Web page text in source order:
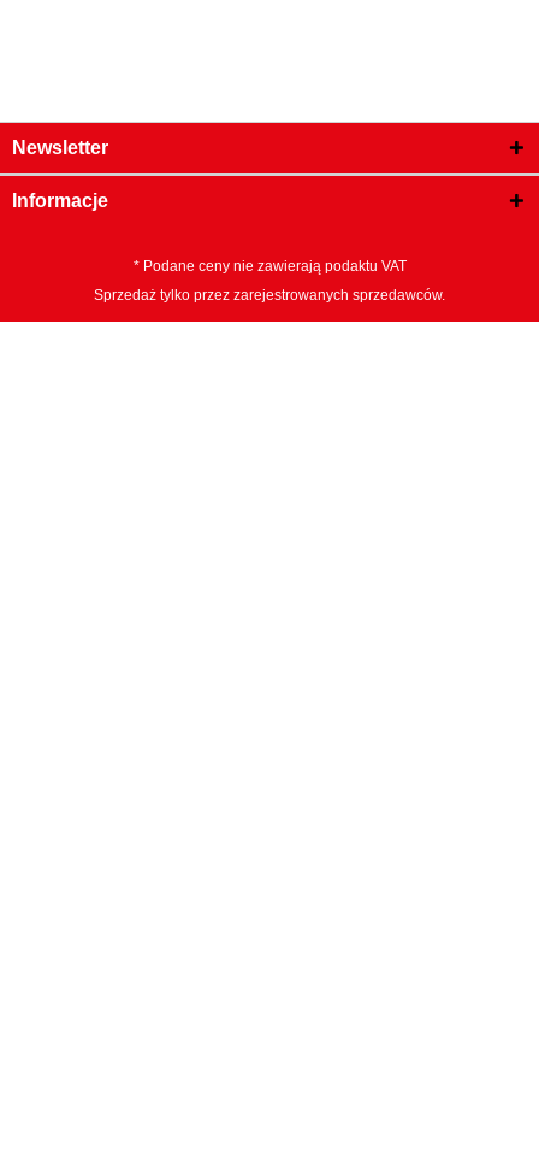
Newsletter
Informacje
* Podane ceny nie zawierają podaktu VAT
Sprzedaż tylko przez zarejestrowanych sprzedawców.